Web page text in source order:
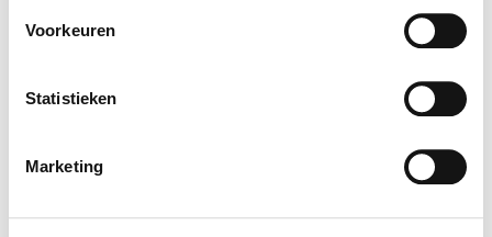
Voorkeuren
Statistieken
Marketing
Contact
IK ZOEK WERK
Bijbanen